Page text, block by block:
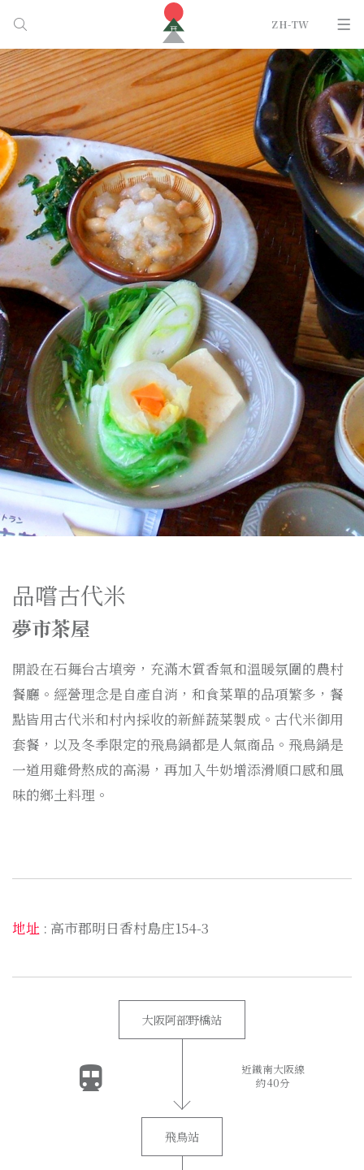
ZH-TW
品嚐古代米
夢市茶屋
開設在石舞台古墳旁，充滿木質香氣和溫暖氛圍的農村
餐廳。經營理念是自產自消，和食菜單的品項繁多，餐
點皆用古代米和村內採收的新鮮蔬菜製成。古代米御用
套餐，以及冬季限定的飛鳥鍋都是人氣商品。飛鳥鍋是
一道用雞骨熬成的高湯，再加入牛奶增添滑順口感和風
味的鄉土料理。
地址 : 高市郡明日香村島庄154-3
大阪阿部野橋站
近鐵南大阪線
約40分
飛鳥站